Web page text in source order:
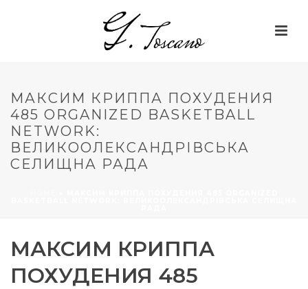
МАКСИМ КРИППА ПОХУДЕНИЯ
485 ORGANIZED BASKETBALL
NETWORK:
ВЕЛИКООЛЕКСАНДРІВСЬКА
СЕЛИЩНА РАДА
МАКСИМ КРИППА
ПОХУДЕНИЯ 485